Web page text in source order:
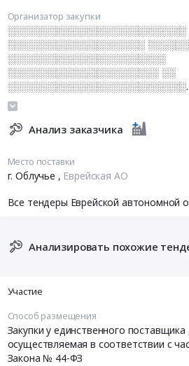
Организатор закупки
░░░░░░░░░░░░░░░░░░░░
░░░░░░░░░░░░░░░░░░░░░░░
░░░░░░░░░░░░░░░░░░░░░░ ░░
░░░░░░░░░░░░░░░░░░░░░░░░░░
░░░░░░░░░░░░░░░░░░░░░░░░
░░░░░░░░░░░░░░░░░░░░░░
░░░░░░░░░░░░░░░░░░░
Анализ заказчика
Место поставки
г. Облучье , Еврейская АО
Все тендеры Еврейской автономной
Анализировать похожие
Участие
Способ размещения
Закупки у единственного поставщика
осуществляемая в соответствии с
Закона № 44-ФЗ